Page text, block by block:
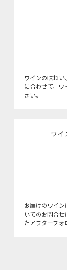
ワインの味わ
に合わせて、
さい。
ワイ
お届けのワイ
いてのお問合
たアフターフォ